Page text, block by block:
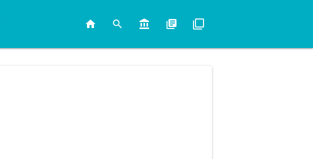
home search account_balance library_books filter_none